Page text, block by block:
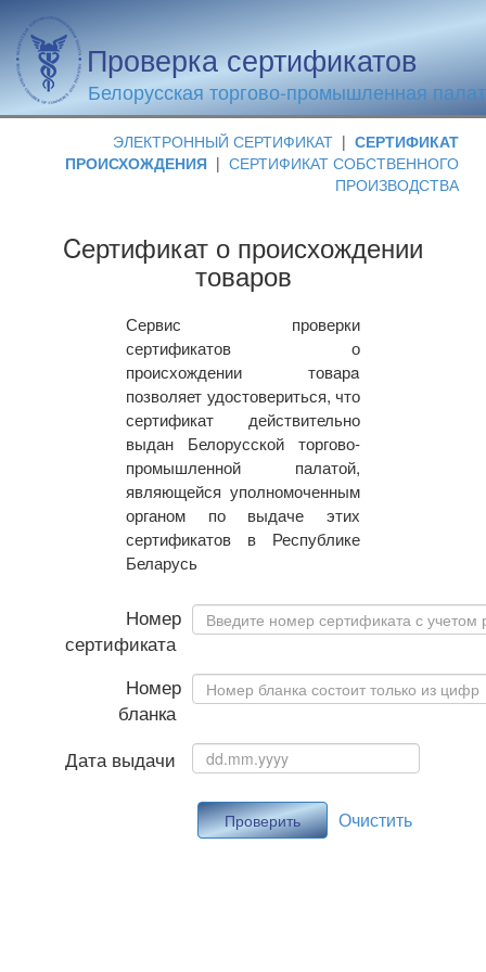
Проверка сертификатов
Белорусская торгово-промышленная
ЭЛЕКТРОННЫЙ СЕРТИФИКАТ | СЕРТИФИКАТ
ПРОИСХОЖДЕНИЯ | СЕРТИФИКАТ СОБСТВЕННОГО
ПРОИЗВОДСТВА
Cертификат о происхождении
товаров
Сервис проверки
сертификатов о
происхождении товарa
позволяет удостовериться, что
сертификат действительно
выдан Белорусской торгово-
промышленной палатой,
являющейся уполномоченным
органом по выдаче этих
сертификатов в Республике
Беларусь
Номер
сертификата
Номер
бланка
Дата выдачи
Проверить Очистить